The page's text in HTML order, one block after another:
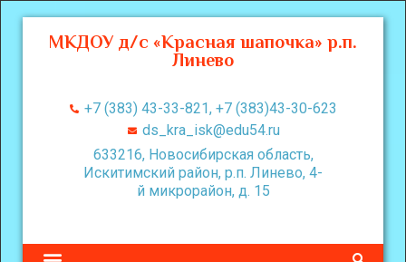
МКДОУ д/с «Красная шапочка» р.п.
Линево
+7 (383) 43-33-821, +7 (383)43-30-623
ds_kra_isk@edu54.ru
633216, Новосибирская область,
Искитимский район, р.п. Линево, 4-
й микрорайон, д. 15